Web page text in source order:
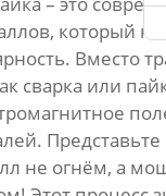
который
Вместо
сварка или
Представьте
не огнём, а